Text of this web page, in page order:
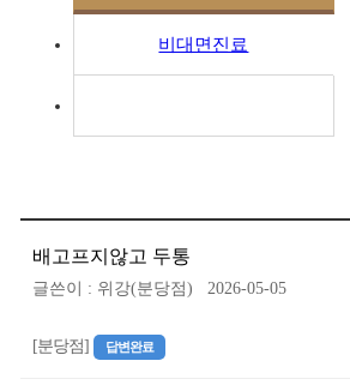
비대면진료
배고프지않고 두통
글쓴이 : 위강(분당점) 2026-05-05
[분당점] 답변완료